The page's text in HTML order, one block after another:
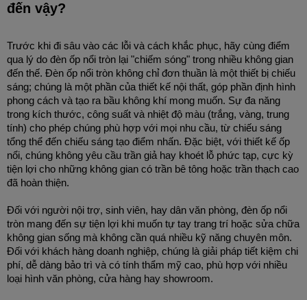
đến vậy?
Trước khi đi sâu vào các lỗi và cách khắc phục, hãy cùng điểm
qua lý do đèn ốp nổi tròn lại "chiếm sóng" trong nhiều không gian
đến thế. Đèn ốp nổi tròn không chỉ đơn thuần là một thiết bị chiếu
sáng; chúng là một phần của thiết kế nội thất, góp phần định hình
phong cách và tạo ra bầu không khí mong muốn. Sự đa năng
trong kích thước, công suất và nhiệt độ màu (trắng, vàng, trung
tính) cho phép chúng phù hợp với mọi nhu cầu, từ chiếu sáng
tổng thể đến chiếu sáng tạo điểm nhấn. Đặc biệt, với thiết kế ốp
nổi, chúng không yêu cầu trần giả hay khoét lỗ phức tạp, cực kỳ
tiện lợi cho những không gian có trần bê tông hoặc trần thạch cao
đã hoàn thiện.
Đối với người nội trợ, sinh viên, hay dân văn phòng, đèn ốp nổi
tròn mang đến sự tiện lợi khi muốn tự tay trang trí hoặc sửa chữa
không gian sống mà không cần quá nhiều kỹ năng chuyên môn.
Đối với khách hàng doanh nghiệp, chúng là giải pháp tiết kiệm chi
phí, dễ dàng bảo trì và có tính thẩm mỹ cao, phù hợp với nhiều
loại hình văn phòng, cửa hàng hay showroom.